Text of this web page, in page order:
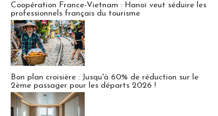
Coopération France-Vietnam : Hanoï veut séduire les
professionnels français du tourisme
Bon plan croisière : Jusqu'à 60% de réduction sur le
2ème passager pour les départs 2026 !